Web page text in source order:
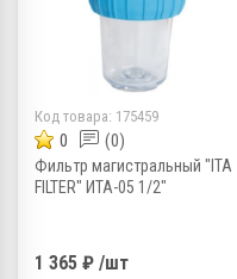
Код товара: 175459
0 (0)
Фильтр магистральный "ITA
FILTER" ИТА-05 1/2"
1 365 ₽ /шт